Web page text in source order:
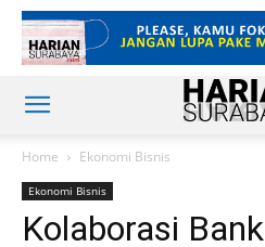
Home Ekonomi Bisnis
Ekonomi Bisnis
Kolaborasi